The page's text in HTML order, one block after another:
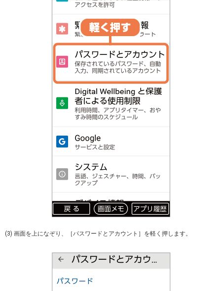
(3) 画面を上になぞり、［パスワードとアカウント］を軽く押します。